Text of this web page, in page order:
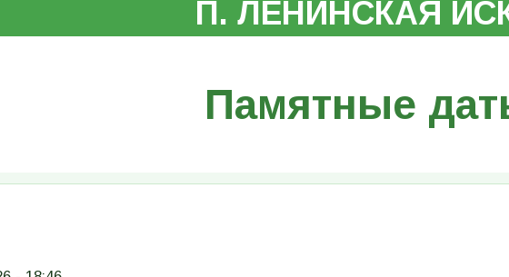
П. ЛЕНИНСКАЯ
Памятные